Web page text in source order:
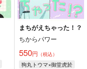
まちがえちゃった！？
ちからパワー
550円 （税込）
狗丸トウマ×御堂虎於